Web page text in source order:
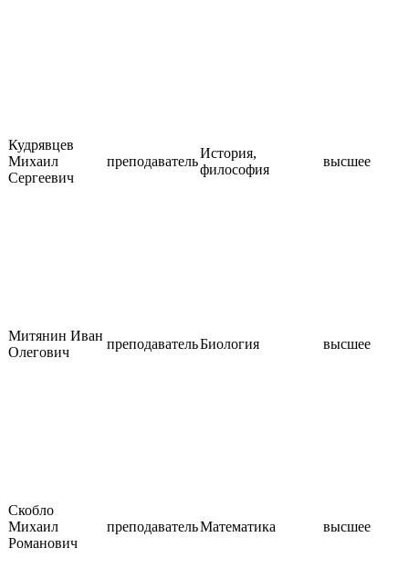
Кудрявцев
Михаил
Сергеевич
преподаватель
История,
философия
высшее
Митянин Иван
Олегович
преподавательБиология высшее
Скобло
Михаил
Романович
преподавательМатематика высшее